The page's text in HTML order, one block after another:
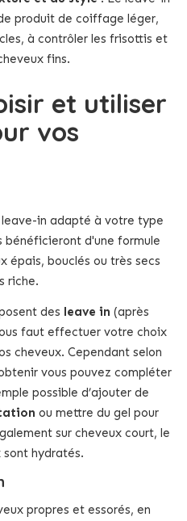
produit de coiffage léger,
à contrôler les frisottis et
fins.
et utiliser
vos
in adapté à votre type
bénéficieront d'une formule
épais, bouclés ou très secs
riche.
des leave in (après
faut effectuer votre choix
cheveux. Cependant selon
vous pouvez compléter
possible d’ajouter de
ou mettre du gel pour
sur cheveux court, le
hydratés.
propres et essorés, en